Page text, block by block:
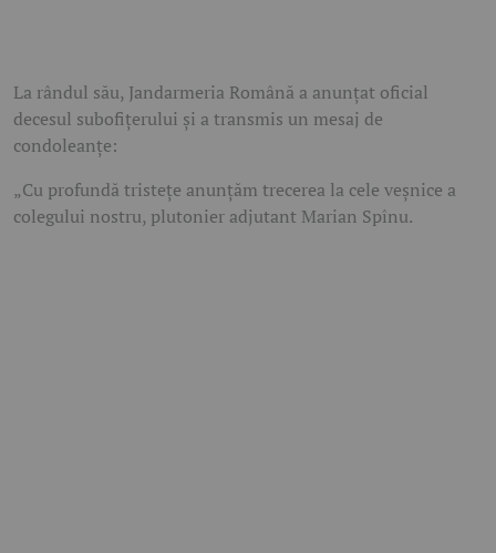
La rândul său, Jandarmeria Română a anunțat oficial
decesul subofițerului și a transmis un mesaj de
condoleanțe:
„Cu profundă tristețe anunțăm trecerea la cele veșnice a
colegului nostru, plutonier adjutant Marian Spînu.